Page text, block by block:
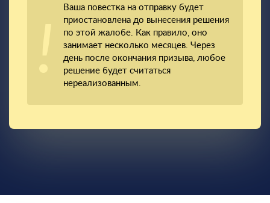
Ваша повестка на отправку будет
приостановлена до вынесения решения
по этой жалобе. Как правило, оно
занимает несколько месяцев. Через
день после окончания призыва, любое
решение будет считаться
нереализованным.